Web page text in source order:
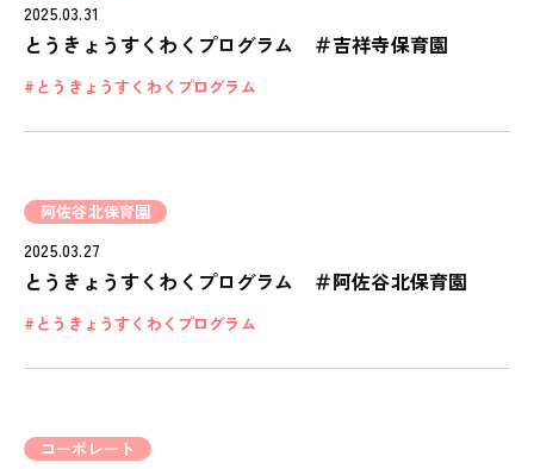
2025.03.31
とうきょうすくわくプログラム ＃吉祥寺保育園
とうきょうすくわくプログラム
阿佐谷北保育園
2025.03.27
とうきょうすくわくプログラム ＃阿佐谷北保育園
とうきょうすくわくプログラム
コーポレート